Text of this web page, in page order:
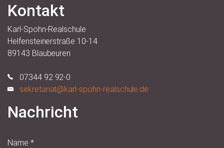
Kontakt
Karl-Spohn-Realschule
Helfensteinerstraße 10-14
89143 Blaubeuren
07344 92 92-0
sekretariat@karl-spohn-realschule.de
Nachricht
Name *